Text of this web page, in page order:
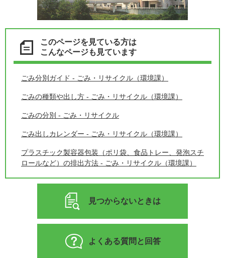
このページを見ている方は
こんなページも見ています
ごみ分別ガイド - ごみ・リサイクル（環境課）
ごみの種類や出し方 - ごみ・リサイクル（環境課）
ごみの分別 - ごみ・リサイクル
ごみ出しカレンダー - ごみ・リサイクル（環境課）
プラスチック製容器包装（ポリ袋、食品トレー、発泡スチ
ロールなど）の排出方法 - ごみ・リサイクル（環境課）
見つからないときは
よくある質問と回答